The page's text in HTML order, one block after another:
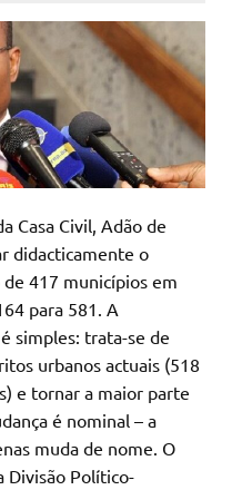
Casa Civil, Adão de
didacticamente o
de 417 municípios em
para 581. A
simples: trata-se de
urbanos actuais (518
e tornar a maior parte
é nominal – a
muda de nome. O
Divisão Político-